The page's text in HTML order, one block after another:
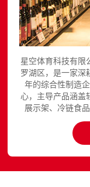
星空体育科技有限
罗湖区，是一家深
年的综合性制造
心，主导产品涵盖
展示架、冷链食
150至3000kg，
与国内外超过300
供完